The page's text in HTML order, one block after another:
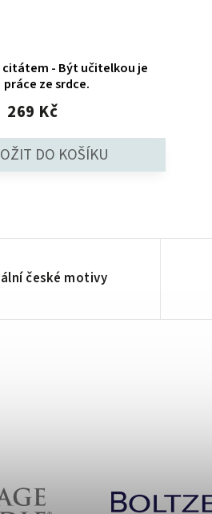
citátem - Být učitelkou je
práce ze srdce.
269 Kč
české motivy